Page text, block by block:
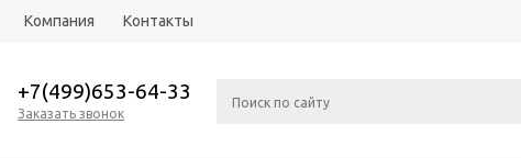
Компания Контакты
+7(499)653-64-33
Заказать звонок